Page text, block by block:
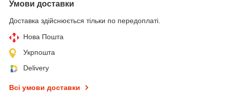
Умови доставки
Доставка здійснюється тільки по передоплаті.
Нова Пошта
Укрпошта
Delivery
Всі умови доставки